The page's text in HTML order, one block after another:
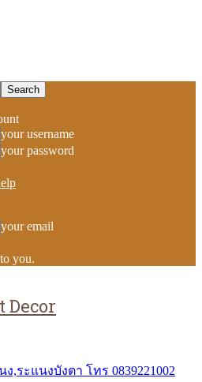
your username
your password
your email
you.
Decor
,ระแนงบังตา โทร 0839221002